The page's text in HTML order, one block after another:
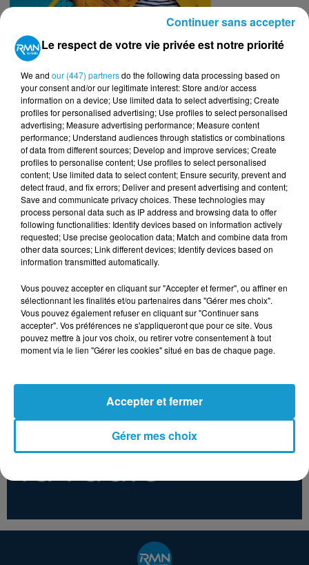
Tous les lundis, mardis, mercredis, jeudis et vendredis
de 20h00 à 0h00.
TITRES DIFFUSÉS Voir plus
22h45
22h45
GILBERT MONTAGNE
Les Sunlights Des
Tropiques
22h41
22h41
SHERYL CROW
All I Wanna Do
22h36
22h36
STING
Englishman In
New York
Le respect de votre vie privée est notre priorité
We and our (447) partnersdo the following data processing based on
your consent and/or our legitimate interest: Store and/or access
information on a device; Use limited data to select advertising; Create
profiles for personalised advertising; Use profiles to select personalised
advertising; Measure advertising performance; Measure content
performance; Understand audiences through statistics or combinations
of data from different sources; Develop and improve services; Create
profiles to personalise content; Use profiles to select personalised
content; Use limited data to select content; Ensure security, prevent and
detect fraud, and fix errors; Deliver and present advertising and content;
Save and communicate privacy choices. These technologies may
process personal data such as IP address and browsing data to offer
following functionalities: Identify devices based on information actively
requested; Use precise geolocation data; Match and combine data from
other data sources; Link different devices; Identify devices based on
information transmitted automatically.
Vous pouvez accepter en cliquant sur "Accepter et fermer", ou affiner en
sélectionnant les finalités et/ou partenaires dans "Gérer mes choix".
Vous pouvez également refuser en cliquant sur "Continuer sans
accepter". Vos préférences ne s'appliqueront que pour ce site. Vous
pouvez mettre à jour vos choix, ou retirer votre consentement à tout
moment via le lien "Gérer les cookies" situé en bas de chaque page.
Gérer mes choix
Accepter et fermer
Continuer sans accepter